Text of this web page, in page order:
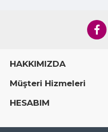
HAKKIMIZDA
Müşteri Hizmeleri
HESABIM